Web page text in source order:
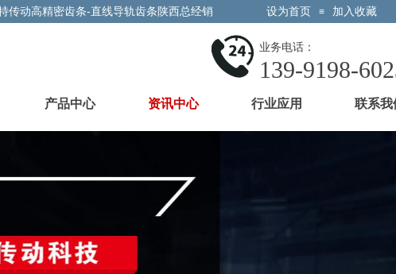
传动高精密齿条-直线导轨齿条陕西总经销 设为首页 ≡ 加入收藏
产品中心 资讯中心 行业应用 联系我
业务电话：
139-9198-